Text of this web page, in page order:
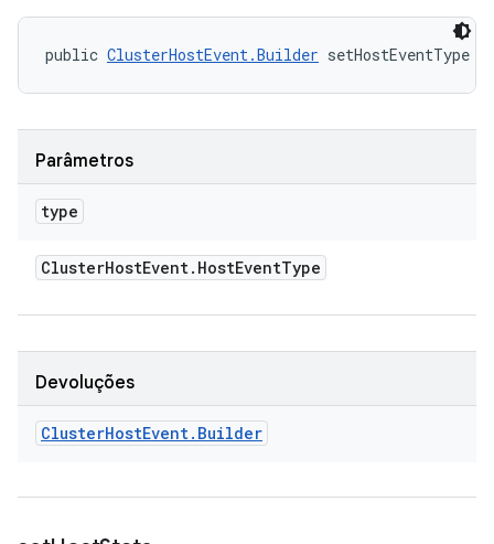
public ClusterHostEvent.Builder setHostEventType (
Parâmetros
type
ClusterHostEvent. HostEventType
Devoluções
ClusterHostEvent. Builder